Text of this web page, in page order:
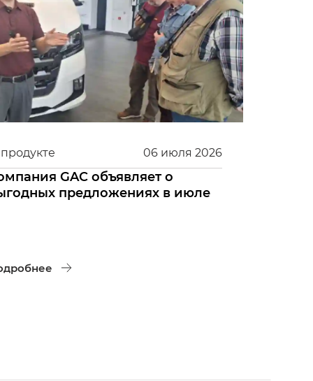
06 июля 2026
GAC объявляет о
предложениях в июле